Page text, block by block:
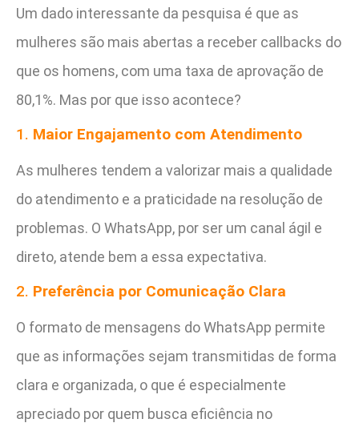
Um dado interessante da pesquisa é que as
mulheres são mais abertas a receber callbacks do
que os homens, com uma taxa de aprovação de
80,1%. Mas por que isso acontece?
1. Maior Engajamento com Atendimento
As mulheres tendem a valorizar mais a qualidade
do atendimento e a praticidade na resolução de
problemas. O WhatsApp, por ser um canal ágil e
direto, atende bem a essa expectativa.
2. Preferência por Comunicação Clara
O formato de mensagens do WhatsApp permite
que as informações sejam transmitidas de forma
clara e organizada, o que é especialmente
apreciado por quem busca eficiência no